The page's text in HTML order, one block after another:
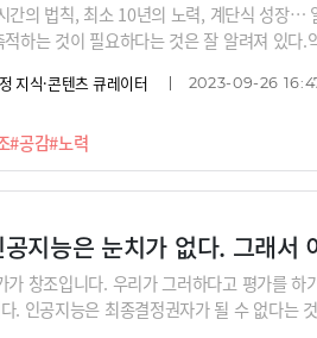
#공감#노력
간의 법칙, 최소 10년의 노력, 계단식 성장…
적하는 것이 필요하다는 것은 잘 알려져 있다
같은 일을 처리할 것이다.그런데 아이디어
혁신을 이끌어 낼 가능성이 많을까.예술이
어렵다. 예술적 평가는 주관적이기 때문이다.
예술적인 성취를 이뤘는지 객관적으로 평가할
지식·콘텐츠 큐레이터 2023-09-26
지능은 눈치가 없다. 그래서
가 창조입니다. 우리가 그러하다고 평가를
. 인공지능은 최종결정권자가 될 수 없다는